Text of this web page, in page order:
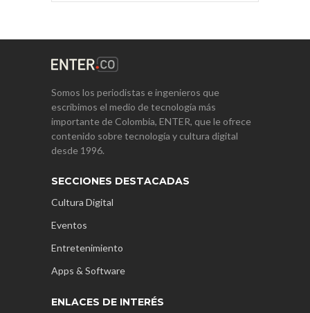
Somos los periodistas e ingenieros que
escribimos el medio de tecnología más
importante de Colombia, ENTER, que le ofrece
contenido sobre tecnología y cultura digital
desde 1996.
SECCIONES DESTACADAS
Cultura Digital
Eventos
Entretenimiento
Apps & Software
ENLACES DE INTERÉS